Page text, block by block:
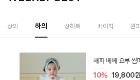
상의 하의 상하복 베이직 원
[SIZE ~6Y] 델린
10% 21,600원